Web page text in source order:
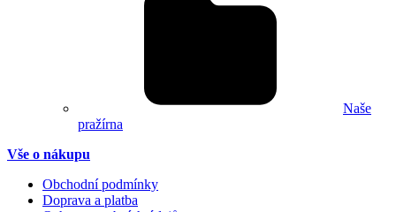
Naše
pražírna
Vše o nákupu
Obchodní podmínky
Doprava a platba